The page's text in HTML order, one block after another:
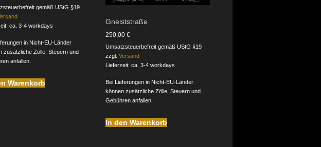
gemäß UStG §19
ca. 3-4 workdays
in Nicht-EU-Länder
zusätzliche Zölle, Steuern und
anfallen.
Warenkorb
Gneiststraße
250,00€
Umsatzsteuerbefreit gemäß UStG §19
zzgl.Versand
Lieferzeit: ca. 3-4 workdays
Bei Lieferungen in Nicht-EU-Länder
können zusätzliche Zölle, Steuern und
Gebühren anfallen.
In den Warenkorb